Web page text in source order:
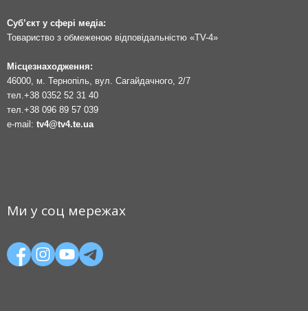
Суб’єкт у сфері медіа:
Товариство з обмеженою відповідальністю «TV-4»
Місцезнаходження:
46000, м. Тернопіль, вул. Сагайдачного, 2/7
тел. +38 0352 52 31 40
тел. +38 096 89 57 039
e-mail: tv4@tv4.te.ua
Ми у соц мережах